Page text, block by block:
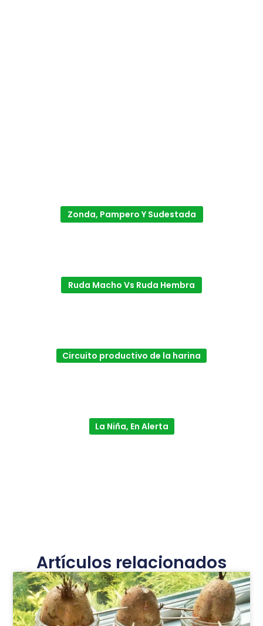
Zonda, Pampero Y Sudestada
Ruda Macho Vs Ruda Hembra
Circuito productivo de la harina
La Niña, En Alerta
Artículos relacionados